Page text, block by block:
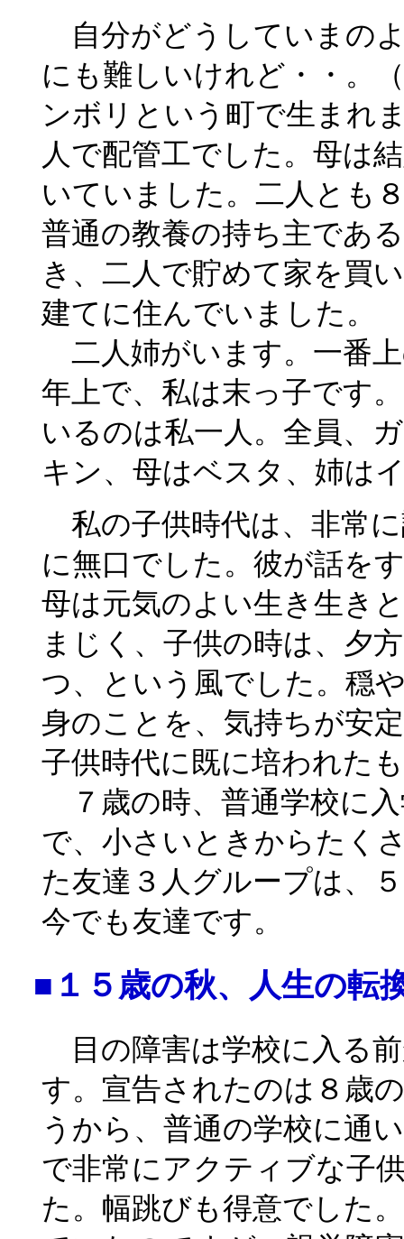
自分がどうしていまの
にも難しいけれど・・。
ンボリという町で生まれ
人で配管工でした。母は
いていました。二人とも
普通の教養の持ち主であ
き、二人で貯めて家を買
建てに住んでいました。
二人姉がいます。一番
年上で、私は末っ子です
いるのは私一人。全員、
キン、母はベスタ、姉は
私の子供時代は、非常
に無口でした。彼が話を
母は元気のよい生き生き
まじく、子供の時は、夕
つ、という風でした。穏
身のことを、気持ちが安
子供時代に既に培われた
７歳の時、普通学校に
で、小さいときからたく
た友達３人グループは、
今でも友達です。
■１５歳の秋、人生の転
目の障害は学校に入る
す。宣告されたのは８歳
うから、普通の学校に通
で非常にアクティブな子
た。幅跳びも得意でした